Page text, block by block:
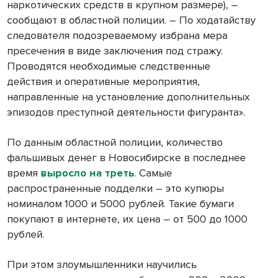
наркотических средств в крупном размере), –
сообщают в областной полиции. – По ходатайству
следователя подозреваемому избрана мера
пресечения в виде заключения под стражу.
Проводятся необходимые следственные
действия и оперативные мероприятия,
направленные на установление дополнительных
эпизодов преступной деятельности фигуранта».
По данным областной полиции, количество
фальшивых денег в Новосибирске в последнее
время выросло на треть. Самые
распространенные подделки – это купюры
номиналом 1000 и 5000 рублей. Такие бумаги
покупают в интернете, их цена – от 500 до 1000
рублей.
При этом злоумышленники научились